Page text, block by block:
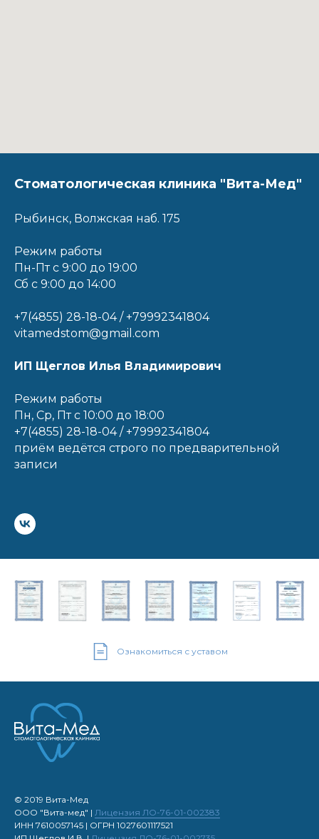
Стоматологическая клиника "Вита-Мед"
Рыбинск, Волжская наб. 175
Режим работы
Пн-Пт с 9:00 до 19:00
Сб с 9:00 до 14:00
+7(4855) 28-18-04 / +79992341804
vitamedstom@gmail.com
ИП Щеглов Илья Владимирович
Режим работы
Пн, Ср, Пт с 10:00 до 18:00
+7(4855) 28-18-04 / +79992341804
приём ведётся строго по предварительной
записи
Ознакомиться с уставом
© 2019 Вита-Мед
ООО "Вита-мед" | Лицензия ЛО-76-01-002383
ИНН 7610057145 | ОГРН 1027601117521